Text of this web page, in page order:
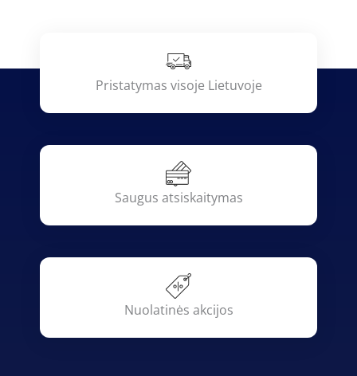
Pristatymas visoje Lietuvoje
Saugus atsiskaitymas
Nuolatinės akcijos